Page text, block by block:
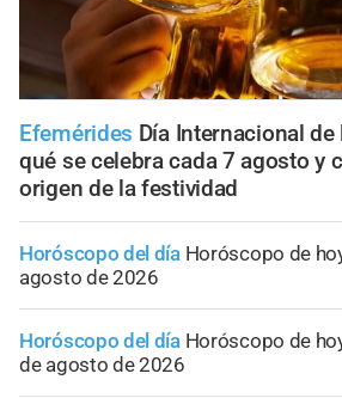
Efemérides Día Internacional de
qué se celebra cada 7 agosto y
origen de la festividad
Horóscopo del día Horóscopo de
agosto de 2026
Horóscopo del día Horóscopo de
de agosto de 2026